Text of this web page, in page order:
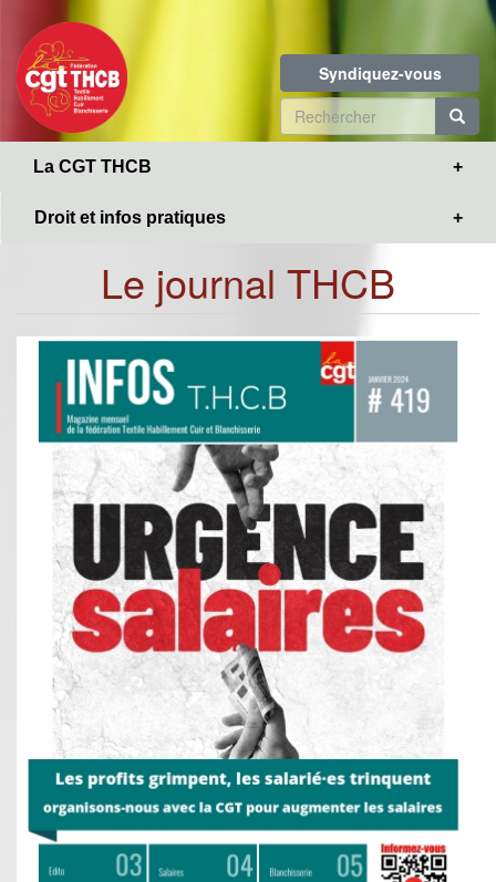
contenu
principal
Syndiquez-vous
Formulaire
de
La CGT THCB
Droit et infos pratiques
Le journal THCB